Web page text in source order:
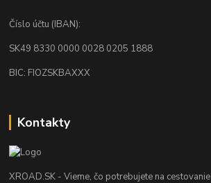
Číslo účtu (IBAN):
SK49 8330 0000 0028 0205 1888
BIC: FIOZSKBAXXX
Kontakty
XROAD.SK - Vieme, čo potrebujete na cestovanie